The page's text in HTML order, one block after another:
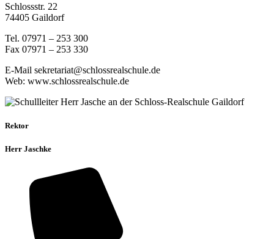
Schlossstr. 22
74405 Gaildorf
Tel. 07971 – 253 300
Fax 07971 – 253 330
E-Mail sekretariat@schlossrealschule.de
Web: www.schlossrealschule.de
Rektor
Herr Jaschke